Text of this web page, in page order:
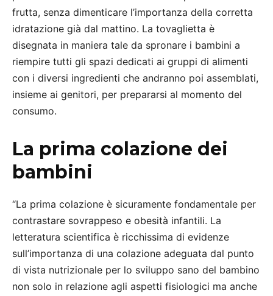
frutta, senza dimenticare l’importanza della corretta
idratazione già dal mattino. La tovaglietta è
disegnata in maniera tale da spronare i bambini a
riempire tutti gli spazi dedicati ai gruppi di alimenti
con i diversi ingredienti che andranno poi assemblati,
insieme ai genitori, per prepararsi al momento del
consumo.
La prima colazione dei
bambini
“La prima colazione è sicuramente fondamentale per
contrastare sovrappeso e obesità infantili. La
letteratura scientifica è ricchissima di evidenze
sull’importanza di una colazione adeguata dal punto
di vista nutrizionale per lo sviluppo sano del bambino
non solo in relazione agli aspetti fisiologici ma anche